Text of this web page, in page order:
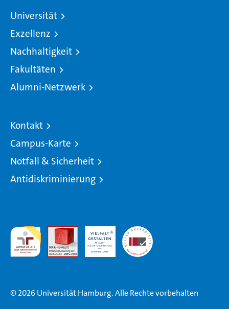
Universität
Exzellenz
Nachhaltigkeit
Fakultäten
Alumni-Netzwerk
Kontakt
Campus-Karte
Notfall & Sicherheit
Antidiskriminierung
audit
familiengerechte
hochschule
Audit
HRK-
Audit
Systemakkreditierung
© 2026 Universität Hamburg. Alle Rechte vorbehalten